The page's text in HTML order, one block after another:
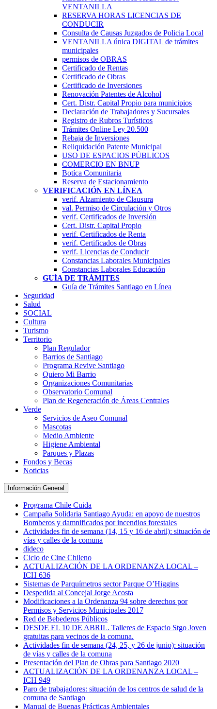
VENTANILLA
RESERVA HORAS LICENCIAS DE
CONDUCIR
Consulta de Causas Juzgados de Policia Local
VENTANILLA única DIGITAL de trámites
municipales
permisos de OBRAS
Certificado de Rentas
Certificado de Obras
Certificado de Inversiones
Renovación Patentes de Alcohol
Cert. Distr. Capital Propio para municipios
Declaración de Trabajadores y Sucursales
Registro de Rubros Turí­sticos
Trámites Online Ley 20.500
Rebaja de Inversiones
Reliquidación Patente Municipal
USO DE ESPACIOS PÚBLICOS
COMERCIO EN BNUP
Botíca Comunitaria
Reserva de Estacionamiento
VERIFICACIÓN EN LÍNEA
verif. Alzamiento de Clausura
val. Permiso de Circulación y Otros
verif. Certificados de Inversión
Cert. Distr. Capital Propio
verif. Certificados de Renta
verif. Certificados de Obras
verif. Licencias de Conducir
Constancias Laborales Municipales
Constancias Laborales Educación
GUÍA DE TRÁMITES
Guía de Trámites Santiago en Línea
Seguridad
Salud
SOCIAL
Cultura
Turismo
Territorio
Plan Regulador
Barrios de Santiago
Programa Revive Santiago
Quiero Mi Barrio
Organizaciones Comunitarias
Observatorio Comunal
Plan de Regeneración de Áreas Centrales
Verde
Servicios de Aseo Comunal
Mascotas
Medio Ambiente
Higiene Ambiental
Parques y Plazas
Fondos y Becas
Noticias
Información General
Programa Chile Cuida
Campaña Solidaria Santiago Ayuda: en apoyo de nuestros
Bomberos y damnificados por incendios forestales
Actividades fin de semana (14, 15 y 16 de abril): situación de
vías y calles de la comuna
dideco
Ciclo de Cine Chileno
ACTUALIZACIÓN DE LA ORDENANZA LOCAL –
ICH 636
Sistemas de Parquímetros sector Parque O’Higgins
Despedida al Concejal Jorge Acosta
Modificaciones a la Ordenanza 94 sobre derechos por
Permisos y Servicios Municipales 2017
Red de Bebederos Públicos
DESDE EL 10 DE ABRIL. Talleres de Espacio Stgo Joven
gratuitas para vecinos de la comuna.
Actividades fin de semana (24, 25, y 26 de junio): situación
de vías y calles de la comuna
Presentación del Plan de Obras para Santiago 2020
ACTUALIZACIÓN DE LA ORDENANZA LOCAL –
ICH 949
Paro de trabajadores: situación de los centros de salud de la
comuna de Santiago
Manual de Buenas Prácticas Ambientales